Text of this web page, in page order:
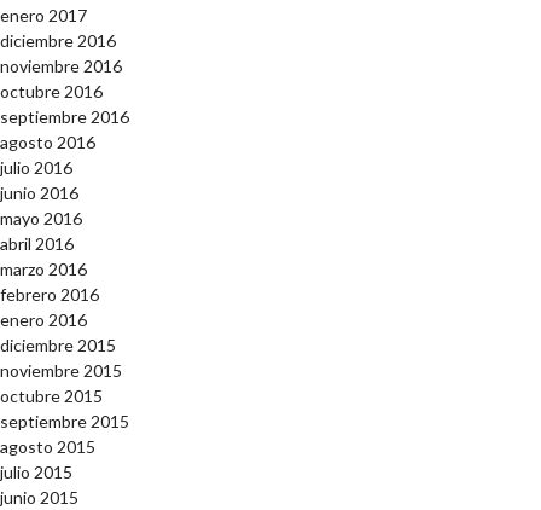
enero 2017
diciembre 2016
noviembre 2016
octubre 2016
septiembre 2016
agosto 2016
julio 2016
junio 2016
mayo 2016
abril 2016
marzo 2016
febrero 2016
enero 2016
diciembre 2015
noviembre 2015
octubre 2015
septiembre 2015
agosto 2015
julio 2015
junio 2015